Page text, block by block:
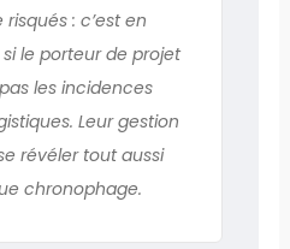
: c’est en
le porteur de projet
les incidences
Leur gestion
révéler tout aussi
chronophage.